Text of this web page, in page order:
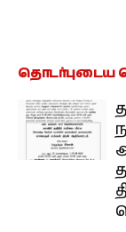
தொடர்புடைய